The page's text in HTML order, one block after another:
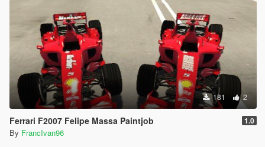
181 2
Ferrari F2007 Felipe Massa Paintjob 1.0
By FrancIvan96